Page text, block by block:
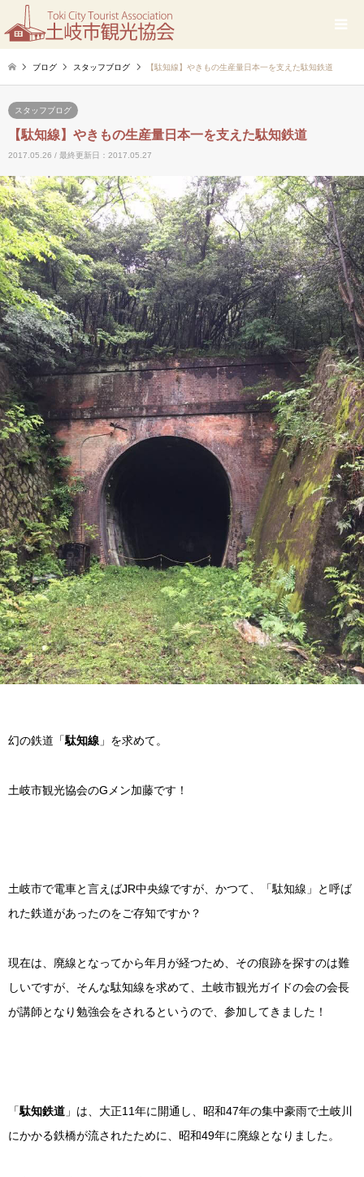
ブログ スタッフブログ 【駄知線】やきもの生産量日本一を支えた駄知鉄道
スタッフブログ
【駄知線】やきもの生産量日本一を支えた駄知鉄道
2017.05.26 / 最終更新日：2017.05.27
幻の鉄道「駄知線 」を求めて。
土岐市観光協会のGメン加藤です！
土岐市で電車と言えばJR中央線ですが、かつて、「駄知線」と呼ば
れた鉄道があったのをご存知ですか？
現在は、廃線となってから年月が経つため、その痕跡を探すのは難
しいですが、そんな駄知線を求めて、土岐市観光ガイドの会の会長
が講師となり勉強会をされるというので、参加してきました！
「駄知鉄道 」は、大正11年に開通し、昭和47年の集中豪雨で土岐川
にかかる鉄橋が流されたために、昭和49年に廃線となりました。